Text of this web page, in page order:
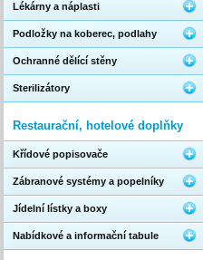
Lékárny a náplasti
Podložky na koberec, podlahy
Ochranné dělící stěny
Sterilizátory
Restaurační, hotelové doplňky
Křídové popisovače
Zábranové systémy a popelníky
Jídelní lístky a boxy
Nabídkové a informační tabule